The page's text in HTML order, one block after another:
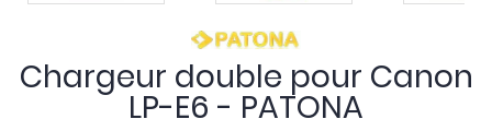
Chargeur double pour Canon
LP-E6 - PATONA